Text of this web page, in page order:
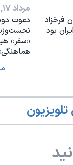
فرخزاد
بود
مرداد ۱۷, ۱۴۰۵
دعوت
«سفر»